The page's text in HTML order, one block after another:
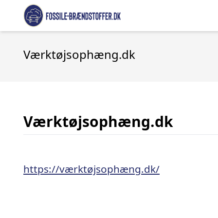
Værktøjsophæng.dk
Værktøjsophæng.dk
https://værktøjsophæng.dk/